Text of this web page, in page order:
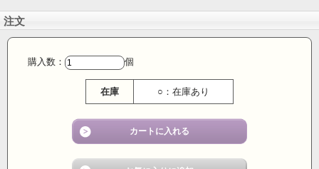
桜の樹皮を巧みに加工し、独特の風合いと美しさを持つ
この製品は、日常の中に伝統の技を取り入れることがで
シンプルでありながらも存在感のあるデザインは、ビジ
注文
購入数： 個
在庫 ○：在庫あり